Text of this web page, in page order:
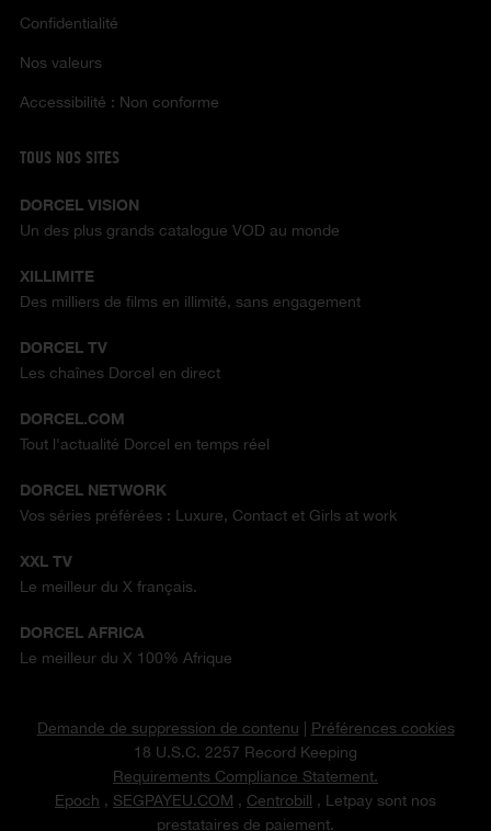
Confidentialité
Nos valeurs
Accessibilité : Non conforme
TOUS NOS SITES
DORCEL VISION
Un des plus grands catalogue VOD au monde
XILLIMITE
Des milliers de films en illimité, sans engagement
DORCEL TV
Les chaînes Dorcel en direct
DORCEL.COM
Tout l'actualité Dorcel en temps réel
DORCEL NETWORK
Vos séries préférées : Luxure, Contact et Girls at work
XXL TV
Le meilleur du X français.
DORCEL AFRICA
Le meilleur du X 100% Afrique
Demande de suppression de contenu | Préférences cookies
18 U.S.C. 2257 Record Keeping
Requirements Compliance Statement.
Epoch , SEGPAYEU.COM , Centrobill , Letpay sont nos
prestataires de paiement.